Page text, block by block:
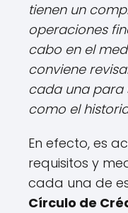
tienen un
operaciones
cabo en el
conviene
cada una para
como el
En efecto, es
requisitos y
cada una de
Círculo de